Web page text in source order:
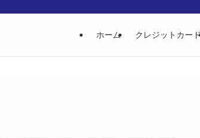
ホーム クレジットカー